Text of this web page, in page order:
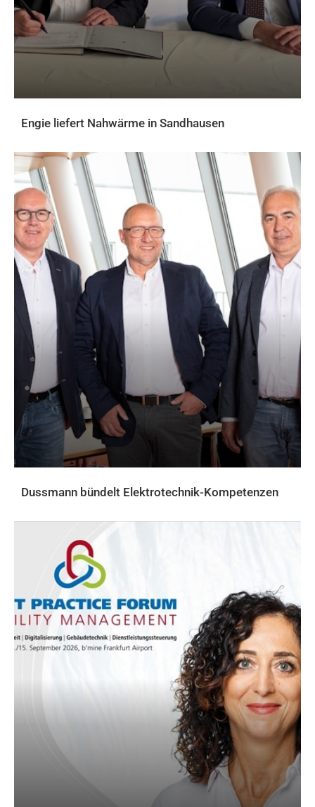
Engie liefert Nahwärme in Sandhausen
Dussmann bündelt Elektrotechnik-Kompetenzen